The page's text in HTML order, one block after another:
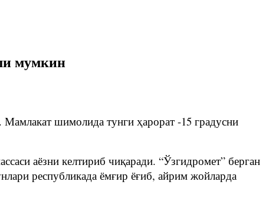
мумкин
шимолида тунги ҳарорат -15 градусни
аёзни келтириб чиқаради. “Ўзгидромет” берган
республикада ёмғир ёғиб, айрим жойларда